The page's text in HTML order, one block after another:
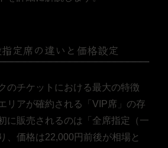
定席の違いと価格設定
のチケットにおける最大の特徴
リアが確約される「VIP席」の存
に販売されるのは「全席指定（一
、価格は22,000円前後が相場と